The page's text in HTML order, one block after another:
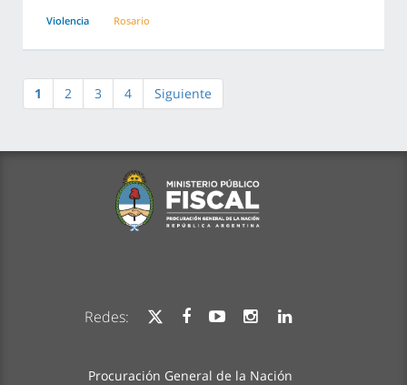
Violencia Rosario
1 2 3 4 Siguiente
Redes:
Procuración General de la Nación